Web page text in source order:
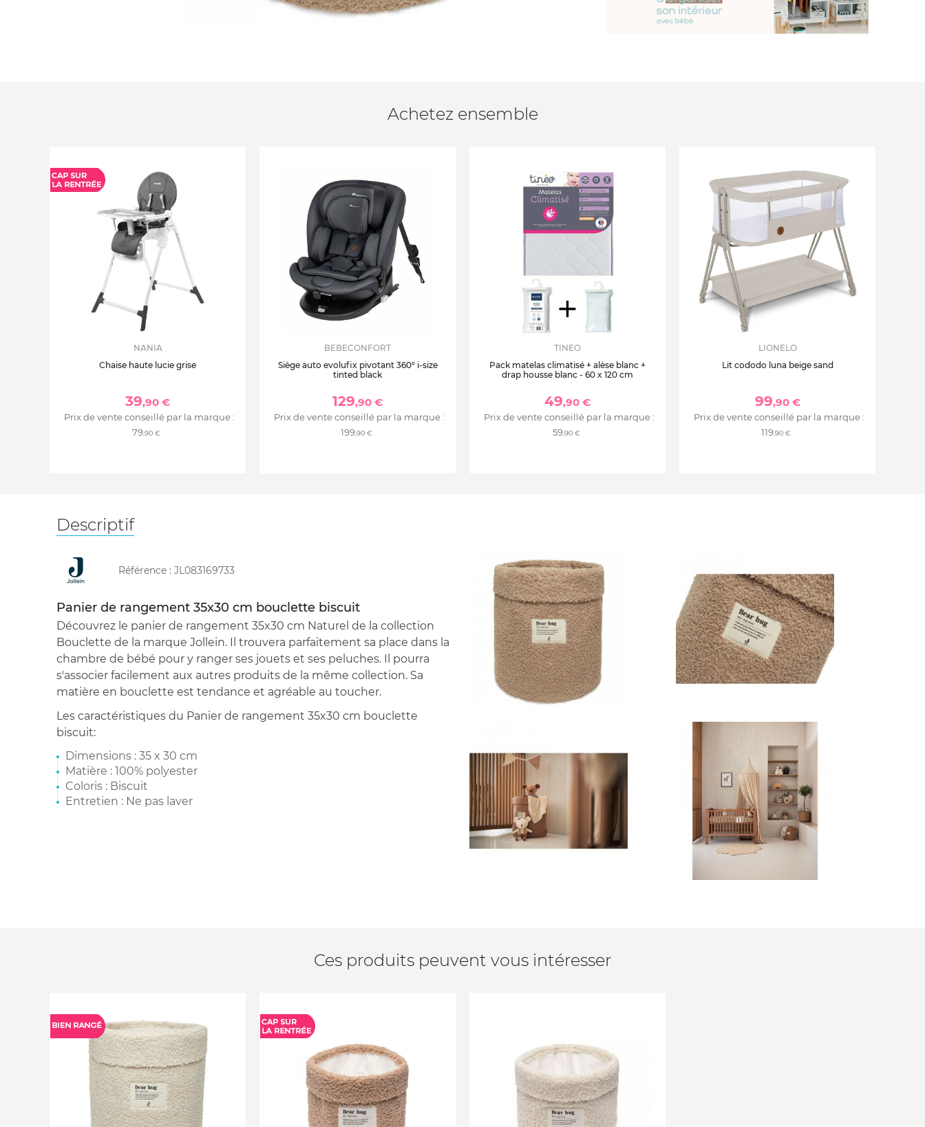
Achetez ensemble
NANIA
Chaise haute lucie grise
39,90 €
Prix de vente conseillé par la marque :
79,90 €
BEBECONFORT
Siège auto evolufix pivotant 360° i-size
tinted black
129,90 €
Prix de vente conseillé par la marque :
199,90 €
TINEO
Pack matelas climatisé + alèse blanc +
drap housse blanc - 60 x 120 cm
49,90 €
Prix de vente conseillé par la marque :
59,90 €
LIONELO
Lit cododo luna beige sand
99,90 €
Prix de vente conseillé par la marque :
119,90 €
Descriptif
Référence : JL083169733
Panier de rangement 35x30 cm bouclette biscuit
Découvrez le panier de rangement 35x30 cm Naturel de la collection
Bouclette de la marque Jollein. Il trouvera parfaitement sa place dans la
chambre de bébé pour y ranger ses jouets et ses peluches. Il pourra
s'associer facilement aux autres produits de la même collection. Sa
matière en bouclette est tendance et agréable au toucher.
Les caractéristiques du Panier de rangement 35x30 cm bouclette
biscuit:
Dimensions : 35 x 30 cm
Matière : 100% polyester
Coloris : Biscuit
Entretien : Ne pas laver
Ces produits peuvent vous intéresser